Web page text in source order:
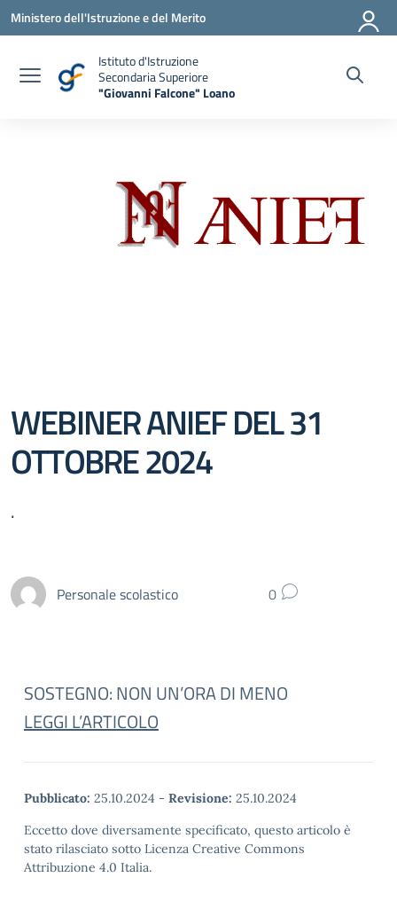
Vai ai contenuti
Vai al menu di navigazione
Vai al footer
Ministero dell'Istruzione e del Merito
Istituto d'Istruzione
Secondaria Superiore
"Giovanni Falcone" Loano
WEBINER ANIEF DEL 31
OTTOBRE 2024
.
Personale scolastico 0
SOSTEGNO: NON UN’ORA DI MENO
LEGGI L’ARTICOLO
Pubblicato: 25.10.2024 - Revisione: 25.10.2024
Eccetto dove diversamente specificato, questo articolo è
stato rilasciato sotto Licenza Creative Commons
Attribuzione 4.0 Italia.